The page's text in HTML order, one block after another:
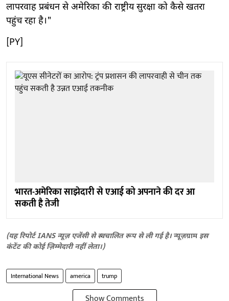
लापरवाह प्रबंधन से अमेरिका की राष्ट्रीय सुरक्षा को कैसे खतरा
पहुंच रहा है।"
[PY]
भारत-अमेरिका साझेदारी से एआई को अपनाने की दर आ
सकती है तेजी
(यह रिपोर्ट IANS न्यूज़ एजेंसी से स्वचालित रूप से ली गई है।न्यूज़ग्राम इस
कंटेंट की कोई ज़िम्मेदारी नहीं लेता।)
International News america trump